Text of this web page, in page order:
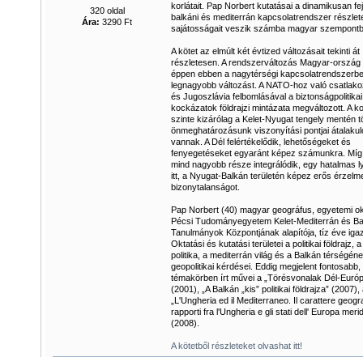
320 oldal
Ára: 3290 Ft
korlátait. Pap Norbert kutatásai a dinamikusan
balkáni és mediterrán kapcsolatrendszer
sajátosságait veszik számba magyar
A kötet az elmúlt két évtized változásait tekinti át
részletesen. A rendszerváltozás Magyar-ország
éppen ebben a nagytérségi
legnagyobb változást. A NATO-hoz való
és Jugoszlávia felbomlásával a biztonságpolitikai
kockázatok földrajzi mintázata megváltozott. A
szinte kizárólag a Kelet-Nyugat tengely mentén
önmeghatározásunk viszonyítási pontjai
vannak. A Dél felértékelődik, lehetőségeket és
fenyegetéseket egyaránt képez számunkra.
mind nagyobb része integrálódik, egy hatalmas
itt, a Nyugat-Balkán területén képez erős
bizonytalanságot.
Pap Norbert (40) magyar geográfus, egyetemi
Pécsi Tudományegyetem Kelet-Mediterrán és
Tanulmányok Központjának alapítója, tíz éve
Oktatási és kutatási területei a politikai földrajz,
politika, a mediterrán világ és a Balkán
geopolitikai kérdései. Eddig megjelent fontosabb,
témakörben írt művei a „Törésvonalak Dél-
(2001), „A Balkán „kis” politikai földrajza” (2007),
„L'Ungheria ed il Mediterraneo. Il carattere
rapporti fra l'Ungheria e gli stati dell' Europa
(2008).
A kötetből részleteket olvashat itt!